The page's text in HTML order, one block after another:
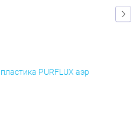
PURFLUX аэр